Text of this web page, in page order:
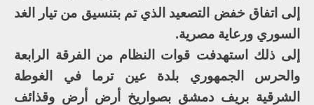
إلى اتفاق خفض التصعيد الذي تم بتنسيق من تيار الغد
السوري ورعاية مصرية.
إلى ذلك استهدفت قوات النظام من الفرقة الرابعة
والحرس الجمهوري بلدة عين ترما في الغوطة
الشرقية بريف دمشق بصواريخ أرض أرض وقذائف